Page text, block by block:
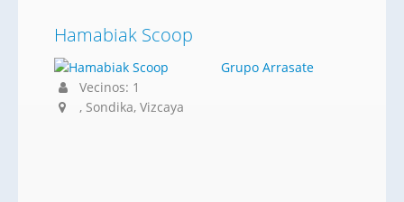
Hamabiak Scoop
Grupo Arrasate
Vecinos: 1
, Sondika, Vizcaya